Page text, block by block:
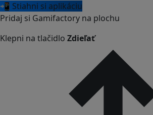
📲 Stiahni si aplikáciu
Pridaj si Gamifactory na plochu
Klepni na tlačidlo Zdieľať